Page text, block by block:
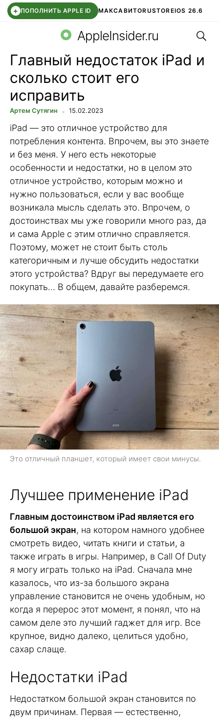
+ ПОПОЛНИТЬ APPLE ID МАКСАВИТОRUSTOREIOS 26.6
СБЕР КИДС ВТБ ОНЛАЙН ЧАТ В ROBLOX
AppleInsider.ru
Главный недостаток iPad и
сколько стоит его
исправить
Артем Сутягин 15.02.2023
iPad — это отличное устройство для
потребления контента. Впрочем, вы это знаете
и без меня. У него есть некоторые
особенности и недостатки, но в целом это
отличное устройство, которым можно и
нужно пользоваться, если у вас вообще
возникала мысль сделать это. Впрочем, о
достоинствах мы уже говорили много раз, да
и сама Apple с этим отлично справляется.
Поэтому, может не стоит быть столь
категоричным и лучше обсудить недостатки
этого устройства? Вдруг вы передумаете его
покупать… В общем, давайте разберемся.
Это отличный планшет, который имеет свои минусы.
Лучшее применение iPad
Главным достоинством iPad является его
большой экран, на котором намного удобнее
смотреть видео, читать книги и статьи, а
также играть в игры. Например, в Call Of Duty
я могу играть только на iPad. Сначала мне
казалось, что из-за большого экрана
управление становится не очень удобным, но
когда я перерос этот момент, я понял, что на
самом деле это лучший гаджет для игр. Все
крупное, видно далеко, целиться удобно,
сахар слаще.
Недостатки iPad
Недостатком большой экран становится по
двум причинам. Первая — естественно,